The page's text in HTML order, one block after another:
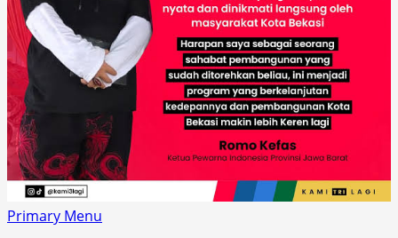
Primary Menu